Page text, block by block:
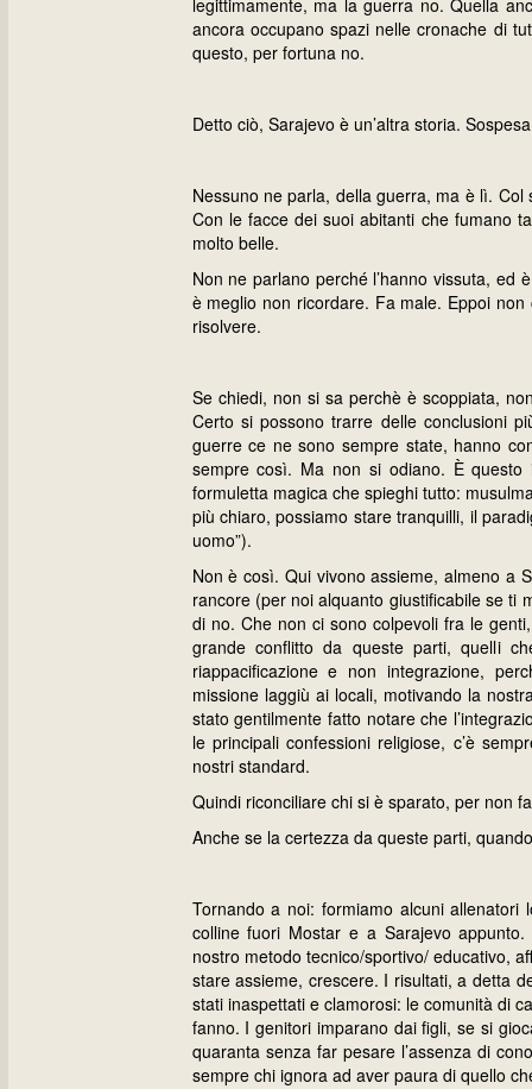
legittimamente, ma la guerra no. Quella
ancora occupano spazi nelle cronache di
questo, per fortuna no.
Detto ciò, Sarajevo è un’altra storia.
Nessuno ne parla, della guerra, ma è lì.
Con le facce dei suoi abitanti che fumano
molto belle.
Non ne parlano perché l’hanno vissuta, ed
è meglio non ricordare. Fa male. Eppoi
risolvere.
Se chiedi, non si sa perchè è scoppiata,
Certo si possono trarre delle conclusioni
guerre ce ne sono sempre state, hanno
sempre così. Ma non si odiano. È
formuletta magica che spieghi tutto:
più chiaro, possiamo stare tranquilli, il
uomo”).
Non è così. Qui vivono assieme, almeno a
rancore (per noi alquanto giustificabile se ti
di no. Che non ci sono colpevoli fra le
grande conflitto da queste parti, quelli
riappacificazione e non integrazione,
missione laggiù ai locali, motivando la
stato gentilmente fatto notare che
le principali confessioni religiose, c’è
nostri standard.
Quindi riconciliare chi si è sparato, per non
Anche se la certezza da queste parti,
Tornando a noi: formiamo alcuni allenatori
colline fuori Mostar e a Sarajevo
nostro metodo tecnico/sportivo/ educativo,
stare assieme, crescere. I risultati, a detta
stati inaspettati e clamorosi: le comunità di
fanno. I genitori imparano dai figli, se si
quaranta senza far pesare l’assenza di
sempre chi ignora ad aver paura di quello